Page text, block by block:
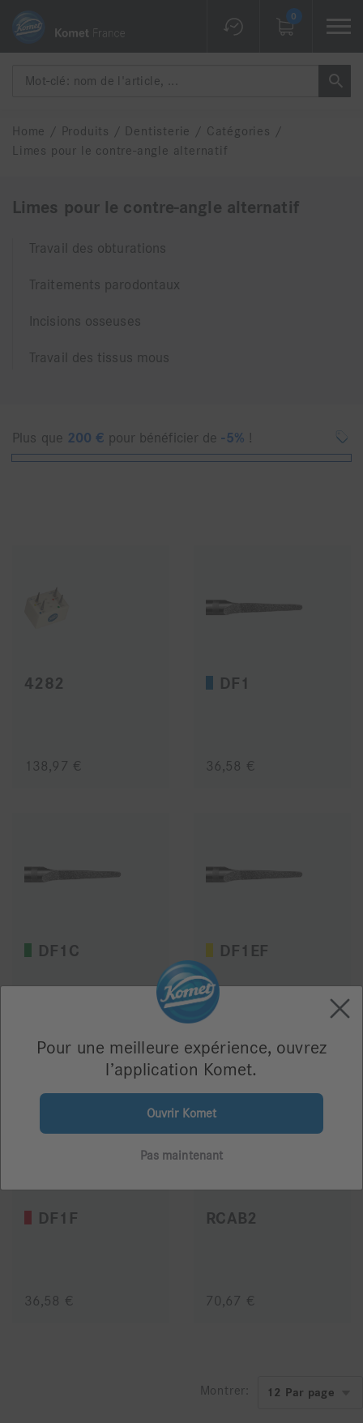
0
Home / Produits / Dentisterie / Catégories
/
Limes pour le contre-angle alternatif
Limes pour le contre-angle alternatif
Travail des obturations
Traitements parodontaux
Incisions osseuses
Travail des tissus mous
Plus que 200 € pour bénéficier de-5% !
4282
138,97 €
DF1
36,58 €
DF1C DF1EF
DF1F
36,58 €
RCAB2
70,67 €
Montrer:
Pour une meilleure expérience, ouvrez
l’application Komet.
Ouvrir Komet
Pas maintenant